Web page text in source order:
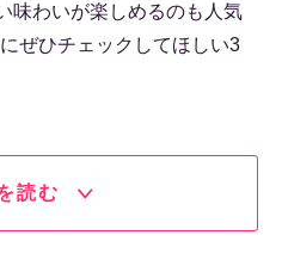
味わいが楽しめるのも人気
ぜひチェックしてほしい3
読む